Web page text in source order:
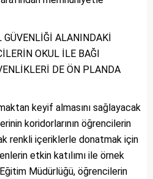
GÜVENLİĞİ ALANINDAKİ
OKUL İLE BAĞI
DE ÖN PLANDA
keyif almasını sağlayacak
koridorlarının öğrencilerin
renkli içeriklerle donatmak için
etkin katılımı ile örnek
Müdürlüğü, öğrencilerin